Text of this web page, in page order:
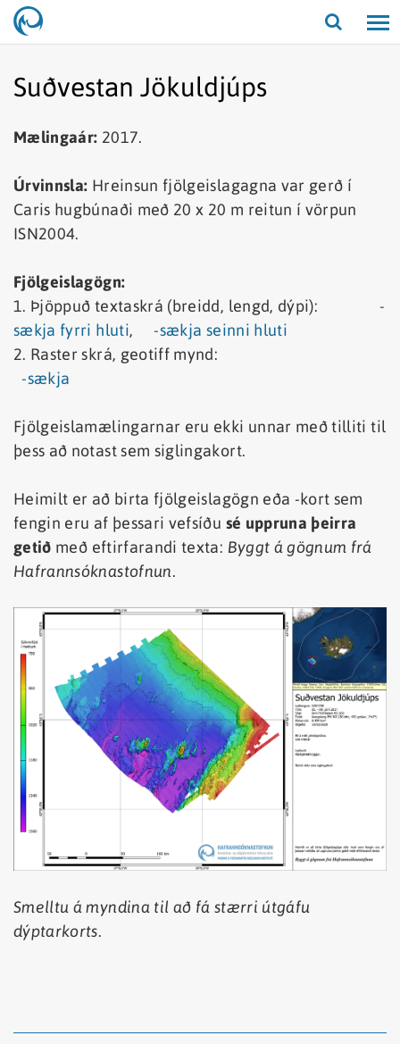
Opna/
Suðvestan Jökuldjúps
Mælingaár: 2017.
Úrvinnsla: Hreinsun fjölgeislagagna var gerð í
Caris hugbúnaði með 20 x 20 m reitun í vörpun
ISN2004.
Fjölgeislagögn:
1. Þjöppuð textaskrá (breidd, lengd, dýpi): -
sækja fyrri hluti,-sækja seinni hluti
2. Raster skrá, geotiff mynd:
-sækja
Fjölgeislamælingarnar eru ekki unnar með tilliti til
þess að notast sem siglingakort.
Heimilt er að birta fjölgeislagögn eða -kort sem
fengin eru af þessari vefsíðu sé uppruna þeirra
getið með eftirfarandi texta: Byggt á gögnum frá
Hafrannsóknastofnun.
Smelltu á myndina til að fá stærri útgáfu
dýptarkorts.